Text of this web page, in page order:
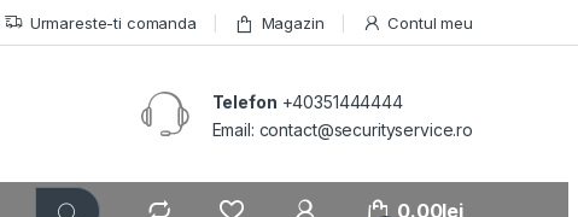
Urmareste-ti comanda Magazin Contul meu
Telefon +40351444444
Email: contact@securityservice.ro
0.00lei